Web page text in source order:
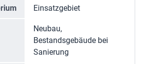
Einsatzgebiet
Neubau,
Bestandsgebäude bei
Sanierung